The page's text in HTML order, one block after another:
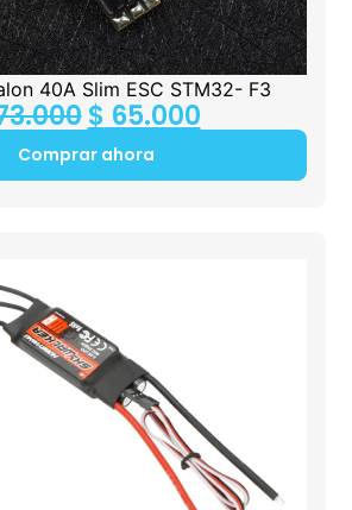
40A Slim ESC STM32- F3
$ 65.000
Comprar ahora